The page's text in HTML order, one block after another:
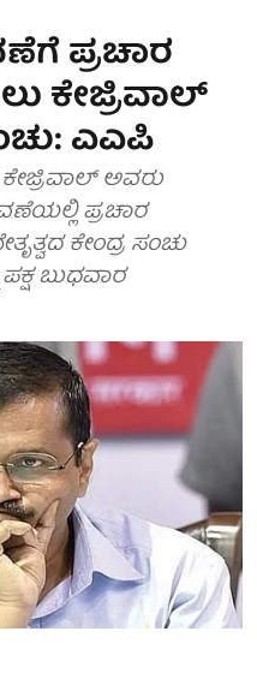
ಪ್ರಚಾರ
ಕೇಜ್ರಿವಾಲ್
ಎಎಪಿ
ಅವರು
ಪ್ರಚಾರ
ಕೇಂದ್ರ ಸಂಚು
ಬುಧವಾರ